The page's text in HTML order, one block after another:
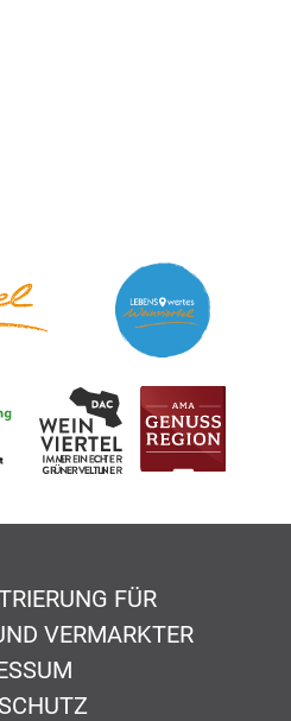
FÜR
VERMARKTER